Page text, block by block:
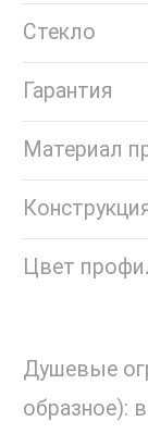
Стекло
Гарантия
Материал
Цвет
Душевые
образное):